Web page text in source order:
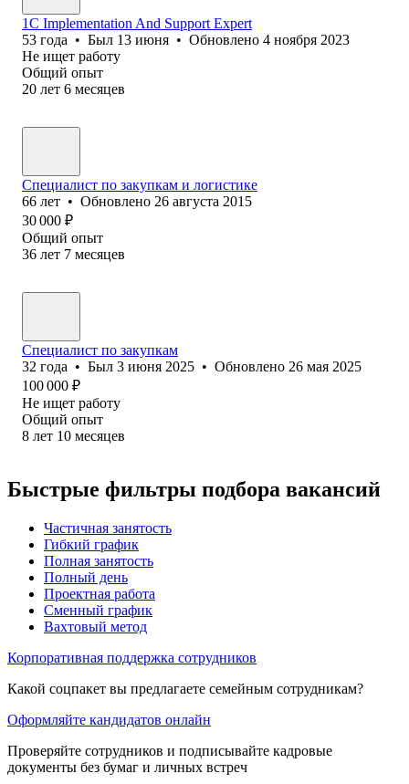
1C Implementation And Support Expert
53 года • Был 13 июня • Обновлено 4 ноября 2023
Не ищет работу
Общий опыт
20 лет 6 месяцев
Специалист по закупкам и логистике
66 лет • Обновлено 26 августа 2015
30 000 ₽
Общий опыт
36 лет 7 месяцев
Специалист по закупкам
32 года • Был 3 июня 2025 • Обновлено 26 мая 2025
100 000 ₽
Не ищет работу
Общий опыт
8 лет 10 месяцев
Быстрые фильтры подбора вакансий
Частичная занятость
Гибкий график
Полная занятость
Полный день
Проектная работа
Сменный график
Вахтовый метод
Корпоративная поддержка сотрудников
Какой соцпакет вы предлагаете семейным сотрудникам?
Оформляйте кандидатов онлайн
Проверяйте сотрудников и подписывайте кадровые
документы без бумаг и личных встреч